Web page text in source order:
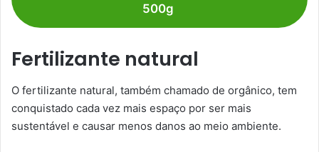
500g
Fertilizante natural
O fertilizante natural, também chamado de orgânico, tem
conquistado cada vez mais espaço por ser mais
sustentável e causar menos danos ao meio ambiente.